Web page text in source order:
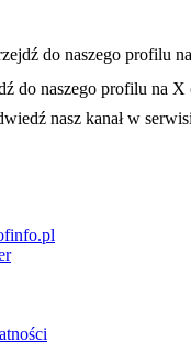
- otwiera się w nowej karcie
do naszego profilu
nowej karcie
do naszego profilu na
- otwiera się w nowej karcie
nasz kanał w